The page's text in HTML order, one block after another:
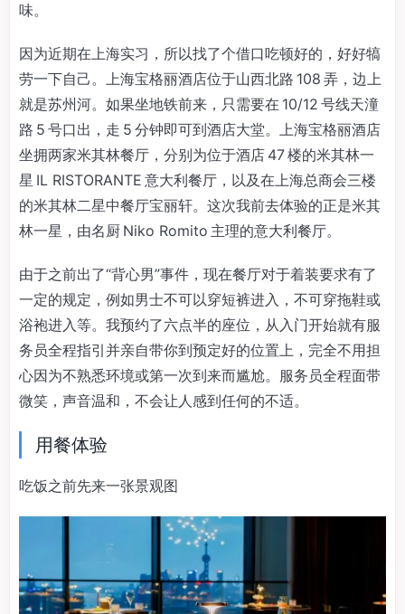
味。
因为近期在上海实习，所以找了个借口吃顿好的，好好犒
劳一下自己。上海宝格丽酒店位于山西北路 108 弄，边上
就是苏州河。如果坐地铁前来，只需要在 10/12 号线天潼
路 5 号口出，走 5 分钟即可到酒店大堂。上海宝格丽酒店
坐拥两家米其林餐厅，分别为位于酒店 47 楼的米其林一
星 IL RISTORANTE 意大利餐厅，以及在上海总商会三楼
的米其林二星中餐厅宝丽轩。这次我前去体验的正是米其
林一星，由名厨 Niko Romito 主理的意大利餐厅。
由于之前出了“背心男”事件，现在餐厅对于着装要求有了
一定的规定，例如男士不可以穿短裤进入，不可穿拖鞋或
浴袍进入等。我预约了六点半的座位，从入门开始就有服
务员全程指引并亲自带你到预定好的位置上，完全不用担
心因为不熟悉环境或第一次到来而尴尬。服务员全程面带
微笑，声音温和，不会让人感到任何的不适。
用餐体验
吃饭之前先来一张景观图